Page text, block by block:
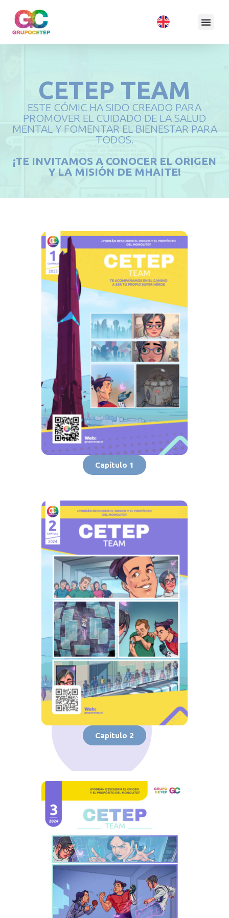
CETEP TEAM
ESTE CÓMIC HA SIDO CREADO PARA
PROMOVER EL CUIDADO DE LA SALUD
MENTAL Y FOMENTAR EL BIENESTAR PARA
TODOS.
¡TE INVITAMOS A CONOCER EL ORIGEN
Y LA MISIÓN DE MHAITE!
Capítulo 1
Capítulo 2